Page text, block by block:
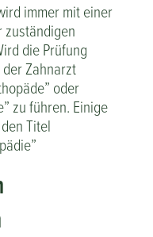
immer mit einer
zuständigen
die Prüfung
Zahnarzt
oder
zu führen. Einige
Titel